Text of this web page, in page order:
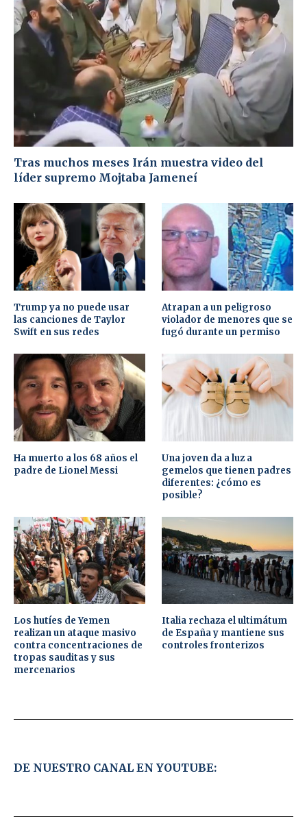
Tras muchos meses Irán muestra video del
líder supremo Mojtaba Jameneí
Trump ya no puede usar
las canciones de Taylor
Swift en sus redes
Atrapan a un peligroso
violador de menores que se
fugó durante un permiso
Ha muerto a los 68 años el
padre de Lionel Messi
Una joven da a luz a
gemelos que tienen padres
diferentes: ¿cómo es
posible?
Los hutíes de Yemen
realizan un ataque masivo
contra concentraciones de
tropas sauditas y sus
mercenarios
Italia rechaza el ultimátum
de España y mantiene sus
controles fronterizos
DE NUESTRO CANAL EN YOUTUBE: